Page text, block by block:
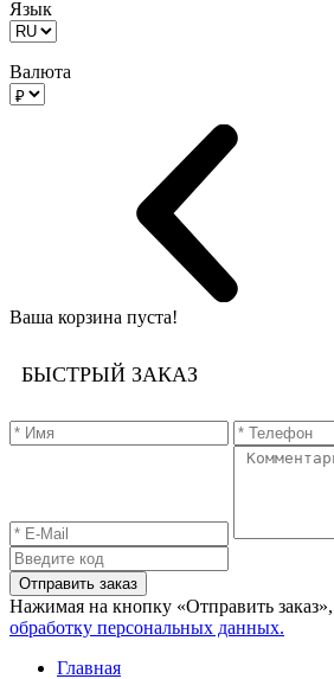
Язык
Валюта
Ваша корзина пуста!
БЫСТРЫЙ ЗАКАЗ
Отправить заказ
Нажимая на кнопку «Отправить
обработку персональных данных.
Главная